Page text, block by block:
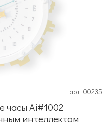
арт. 00235
часы Ai#1002
интеллектом